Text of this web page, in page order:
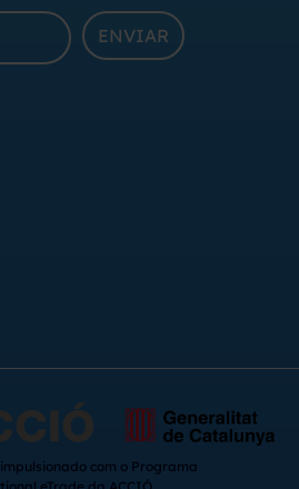
ENVIAR
com o Programa